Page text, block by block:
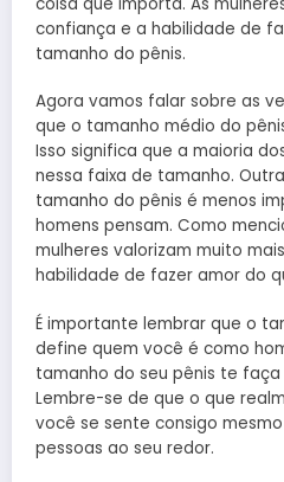
confiança e a habilidade de
tamanho do pênis.
Agora vamos falar sobre as
que o tamanho médio do
Isso significa que a maioria
nessa faixa de tamanho.
tamanho do pênis é menos
homens pensam. Como
mulheres valorizam muito
habilidade de fazer amor do
É importante lembrar que o
define quem você é como
tamanho do seu pênis te
Lembre-se de que o que
você se sente consigo
pessoas ao seu redor.